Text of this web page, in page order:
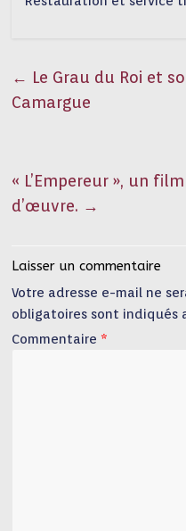
← Le Grau du Roi et
Camargue
« L’Empereur », un
d’œuvre. →
Laisser un commentaire
Votre adresse e-mail ne
obligatoires sont indiqués
Commentaire *